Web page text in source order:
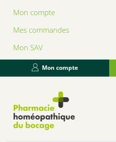
Mon compte
Mes commandes
Mon SAV
Mon compte